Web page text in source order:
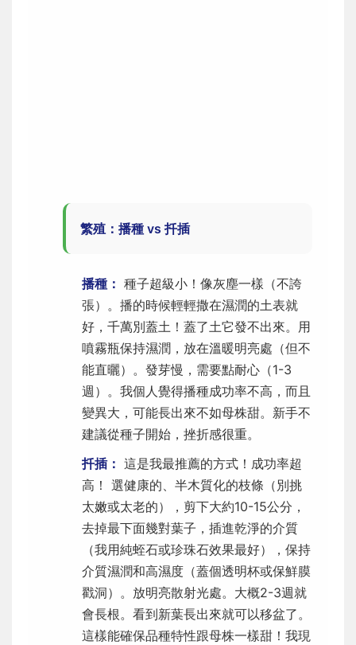
繁殖：播種 vs 扦插
播種： 種子超級小！像灰塵一樣（不誇
張）。播的時候輕輕撒在濕潤的土表就
好，千萬別蓋土！蓋了土它發不出來。用
噴霧瓶保持濕潤，放在溫暖明亮處（但不
能直曬）。發芽慢，需要點耐心（1-3
週）。我個人覺得播種成功率不高，而且
變異大，可能長出來不如母株甜。新手不
建議從種子開始，挫折感很重。
扦插： 這是我最推薦的方式！成功率超
高！ 選健康的、半木質化的枝條（別挑
太嫩或太老的），剪下大約10-15公分，
去掉最下面幾對葉子，插進乾淨的介質
（我用純蛭石或珍珠石效果最好），保持
介質濕潤和高濕度（蓋個透明杯或保鮮膜
戳洞）。放明亮散射光處。大概2-3週就
會長根。看到新葉長出來就可以移盆了。
這樣能確保品種特性跟母株一樣甜！我現